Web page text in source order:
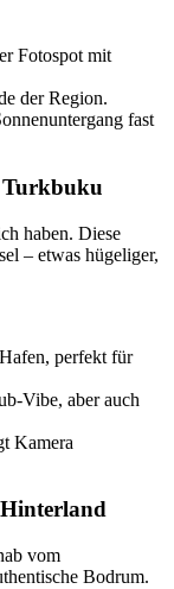
Fotospot mit
der Region.
fast
Turkbuku
haben. Diese
– etwas hügeliger,
perfekt für
Vibe, aber auch
Kamera
vom
Bodrum.